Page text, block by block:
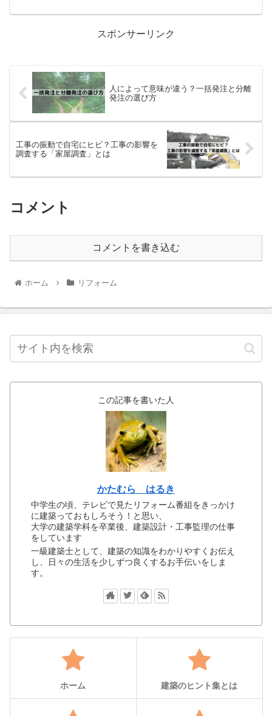
スポンサーリンク
人によって意味が違う？一括発注と分離
発注の選び方
工事の振動で自宅にヒビ？工事の影響を
調査する「家屋調査」とは
コメント
コメントを書き込む
ホーム リフォーム
この記事を書いた人
かたむら はるき
中学生の頃、テレビで見たリフォーム番組をきっかけ
に建築っておもしろそう！と思い、
大学の建築学科を卒業後、建築設計・工事監理の仕事
をしています
一級建築士として、建築の知識をわかりやすくお伝え
し、日々の生活を少しずつ良くするお手伝いをしま
す。
ホーム 建築のヒント集とは